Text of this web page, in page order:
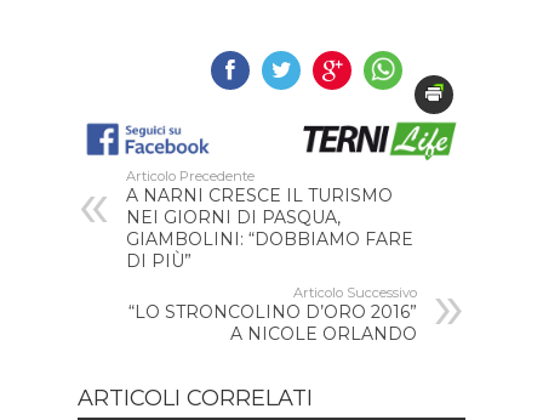
Articolo Precedente
A NARNI CRESCE IL TURISMO
NEI GIORNI DI PASQUA,
GIAMBOLINI: “DOBBIAMO FARE
DI PIÙ”
Articolo Successivo
“LO STRONCOLINO D’ORO 2016”
A NICOLE ORLANDO
ARTICOLI CORRELATI